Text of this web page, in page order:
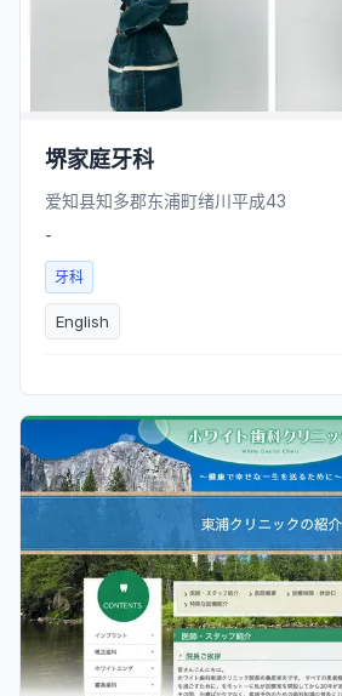
堺家庭牙科
爱知县知多郡东浦町绪川平成43
-
牙科
English